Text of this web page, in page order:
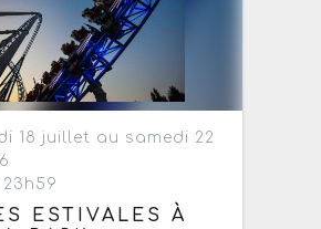
18 juillet au samedi 22
ESTIVALES À